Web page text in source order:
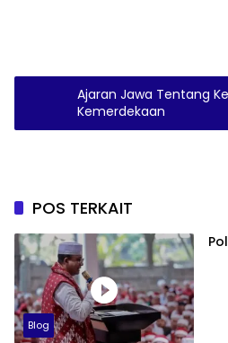
Ajaran Jawa Tentang
Kemerdekaan
POS TERKAIT
Blog